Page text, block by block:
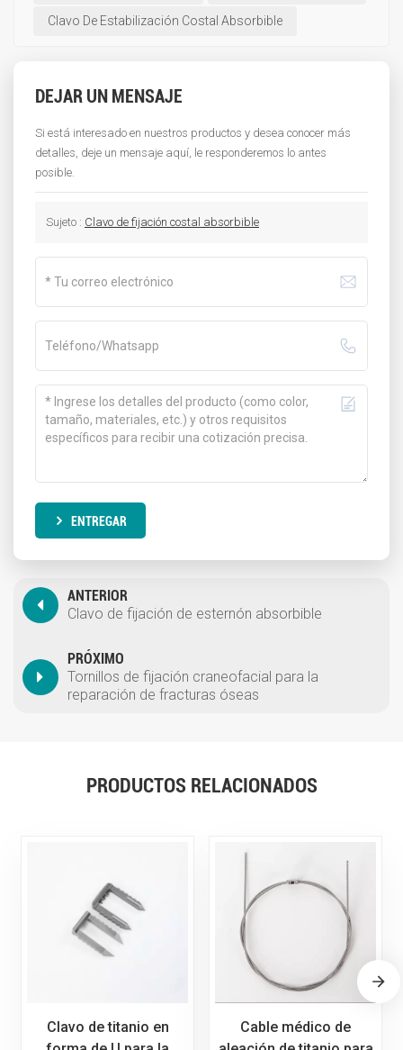
Clavo De Estabilización Costal Absorbible
DEJAR UN MENSAJE
Si está interesado en nuestros productos y desea conocer más
detalles, deje un mensaje aquí, le responderemos lo antes
posible.
Sujeto : Clavo de fijación costal absorbible
ENTREGAR
ANTERIOR
Clavo de fijación de esternón absorbible
PRÓXIMO
Tornillos de fijación craneofacial para la
reparación de fracturas óseas
PRODUCTOS RELACIONADOS
Clavo de titanio en
Cable médico de